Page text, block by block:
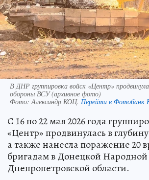
В ДНР группировка войск «Центр»
обороны ВСУ (архивное фото)
Фото: Александр КОЦ. Перейти в Фотобанк
С 16 по 22 мая 2026 года
«Центр» продвинулась в
а также нанесла поражение 20
бригадам в Донецкой Народной
Днепропетровской области.